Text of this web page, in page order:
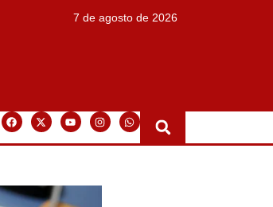
7 de agosto de 2026